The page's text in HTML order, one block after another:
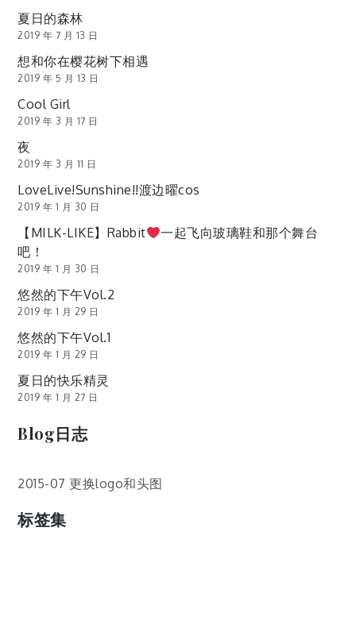
夏日的森林
2019 年 7 月 13 日
想和你在樱花树下相遇
2019 年 5 月 13 日
Cool Girl
2019 年 3 月 17 日
夜
2019 年 3 月 11 日
LoveLive!Sunshine!!渡边曜cos
2019 年 1 月 30 日
【MILK-LIKE】Rabbit
一起飞向玻璃鞋和那个舞台
吧！
2019 年 1 月 30 日
悠然的下午Vol.2
2019 年 1 月 29 日
悠然的下午Vol.1
2019 年 1 月 29 日
夏日的快乐精灵
2019 年 1 月 27 日
Blog日志
2015-07 更换logo和头图
标签集